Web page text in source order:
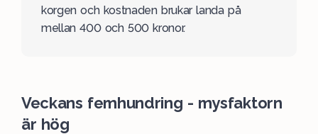
korgen och kostnaden brukar landa på
mellan 400 och 500 kronor.
Veckans femhundring - mysfaktorn
är hög